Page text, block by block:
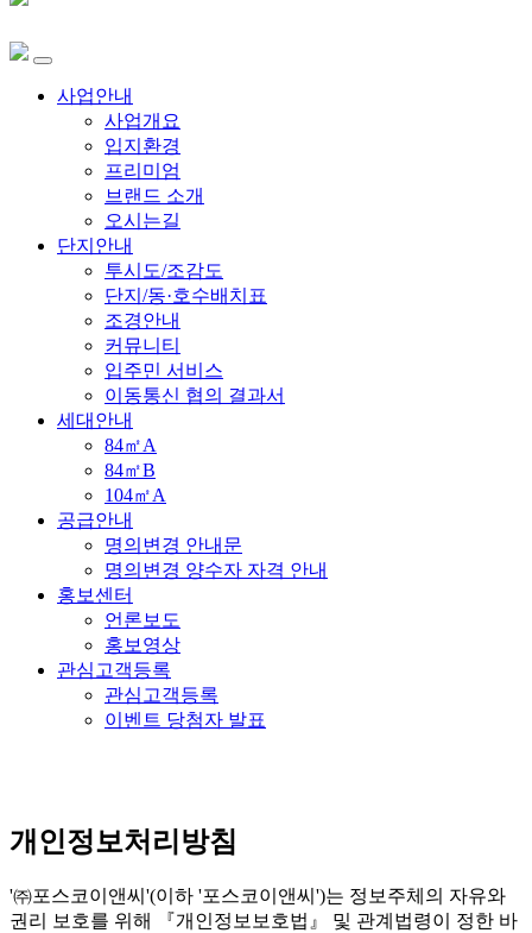
사업안내
사업개요
입지환경
프리미엄
브랜드 소개
오시는길
단지안내
투시도/조감도
단지/동·호수배치표
조경안내
커뮤니티
입주민 서비스
이동통신 협의 결과서
세대안내
84㎡A
84㎡B
104㎡A
공급안내
명의변경 안내문
명의변경 양수자 자격 안내
홍보센터
언론보도
홍보영상
관심고객등록
관심고객등록
이벤트 당첨자 발표
개인정보처리방침
'㈜포스코이앤씨'(이하 '포스코이앤씨')는 정보주체의 자유와
권리 보호를 위해 『개인정보보호법』 및 관계법령이 정한 바